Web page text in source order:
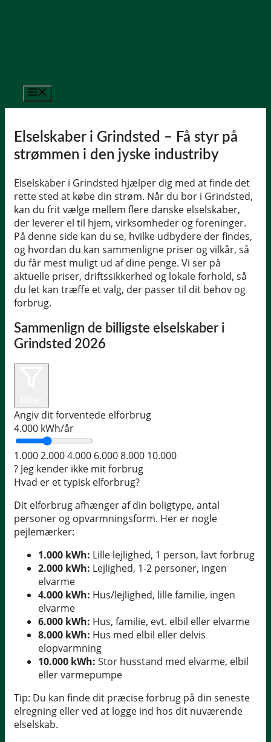
Elselskaber i Grindsted – Få styr på
strømmen i den jyske industriby
Elselskaber i Grindsted hjælper dig med at finde det
rette sted at købe din strøm. Når du bor i Grindsted,
kan du frit vælge mellem flere danske elselskaber,
der leverer el til hjem, virksomheder og foreninger.
På denne side kan du se, hvilke udbydere der findes,
og hvordan du kan sammenligne priser og vilkår, så
du får mest muligt ud af dine penge. Vi ser på
aktuelle priser, driftssikkerhed og lokale forhold, så
du let kan træffe et valg, der passer til dit behov og
forbrug.
Sammenlign de billigste elselskaber i
Grindsted 2026
Angiv dit forventede elforbrug
4.000 kWh/år
1.0002.0004.000 6.0008.000 10.000
? Jeg kender ikke mit forbrug
Hvad er et typisk elforbrug?
Dit elforbrug afhænger af din boligtype, antal
personer og opvarmningsform. Her er nogle
pejlemærker:
1.000 kWh: Lille lejlighed, 1 person, lavt forbrug
2.000 kWh: Lejlighed, 1-2 personer, ingen
elvarme
4.000 kWh: Hus/lejlighed, lille familie, ingen
elvarme
6.000 kWh: Hus, familie, evt. elbil eller elvarme
8.000 kWh: Hus med elbil eller delvis
elopvarmning
10.000 kWh: Stor husstand med elvarme, elbil
eller varmepumpe
Tip: Du kan finde dit præcise forbrug på din seneste
elregning eller ved at logge ind hos dit nuværende
elselskab.